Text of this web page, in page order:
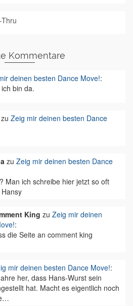
Kommentare
deinen besten Dance Move!:
bin da.
zu Zeig mir deinen besten Dance
zu Zeig mir deinen besten Dance
Man ich schreibe hier jetzt so oft
King zu Zeig mir deinen
:
die Seite an comment king
mir deinen besten Dance Move!:
her, dass Hans-Wurst sein
hat. Macht es eigentlich noch